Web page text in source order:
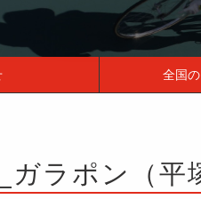
全国の
ガラポン（平